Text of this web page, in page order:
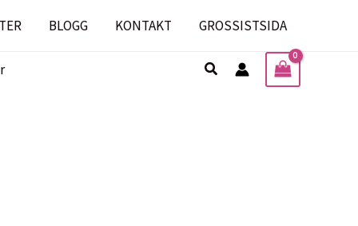
BLOGG KONTAKT GROSSISTSIDA
Sök